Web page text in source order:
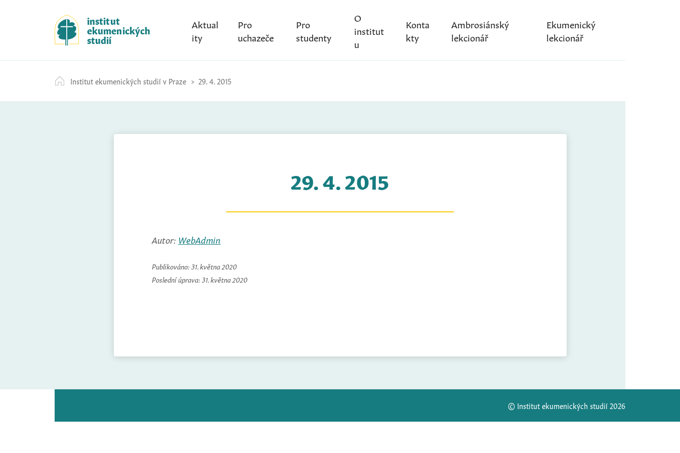
k
i
p
t
c
o
institut
ekumenických
studií
Aktual
ity
Pro
uchazeče
Pro
studenty
O
institut
u
Konta
kty
Ambrosiánský
lekcionář
Ekumenický
lekcionář
Institut ekumenických studií v Praze 29. 4. 2015
29. 4. 2015
Autor: WebAdmin
Publikováno: 31. května 2020
Poslední úprava: 31. května 2020
© Institut ekumenických studií 2026